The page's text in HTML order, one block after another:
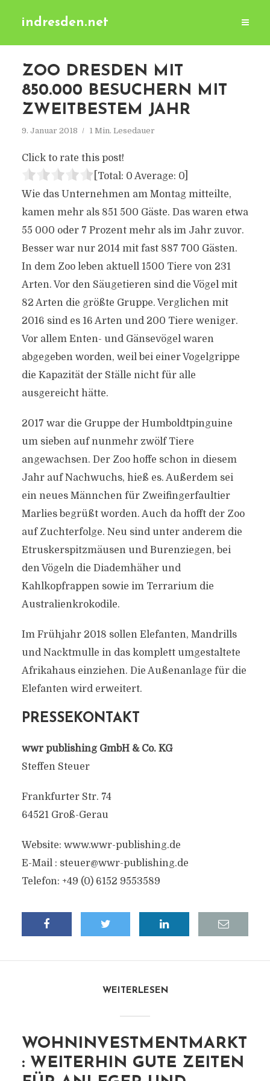
indresden.net
ZOO DRESDEN MIT
850.000 BESUCHERN MIT
ZWEITBESTEM JAHR
9. Januar 2018 1 Min. Lesedauer
Click to rate this post!
[Total: 0 Average: 0]
Wie das Unternehmen am Montag mitteilte,
kamen mehr als 851 500 Gäste. Das waren etwa
55 000 oder 7 Prozent mehr als im Jahr zuvor.
Besser war nur 2014 mit fast 887 700 Gästen.
In dem Zoo leben aktuell 1500 Tiere von 231
Arten. Vor den Säugetieren sind die Vögel mit
82 Arten die größte Gruppe. Verglichen mit
2016 sind es 16 Arten und 200 Tiere weniger.
Vor allem Enten- und Gänsevögel waren
abgegeben worden, weil bei einer Vogelgrippe
die Kapazität der Ställe nicht für alle
ausgereicht hätte.
2017 war die Gruppe der Humboldtpinguine
um sieben auf nunmehr zwölf Tiere
angewachsen. Der Zoo hoffe schon in diesem
Jahr auf Nachwuchs, hieß es. Außerdem sei
ein neues Männchen für Zweifingerfaultier
Marlies begrüßt worden. Auch da hofft der Zoo
auf Zuchterfolge. Neu sind unter anderem die
Etruskerspitzmäusen und Burenziegen, bei
den Vögeln die Diademhäher und
Kahlkopfrappen sowie im Terrarium die
Australienkrokodile.
Im Frühjahr 2018 sollen Elefanten, Mandrills
und Nacktmulle in das komplett umgestaltete
Afrikahaus einziehen. Die Außenanlage für die
Elefanten wird erweitert.
PRESSEKONTAKT
wwr publishing GmbH & Co. KG
Steffen Steuer
Frankfurter Str. 74
64521 Groß-Gerau
Website: www.wwr-publishing.de
E-Mail : steuer@wwr-publishing.de
Telefon: +49 (0) 6152 9553589
WEITERLESEN
WOHNINVESTMENTMARKT
: WEITERHIN GUTE ZEITEN